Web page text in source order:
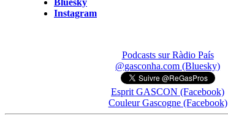
Bluesky
Instagram
Podcasts sur Ràdio País
@gasconha.com (Bluesky)
Esprit GASCON (Facebook)
Couleur Gascogne (Facebook)